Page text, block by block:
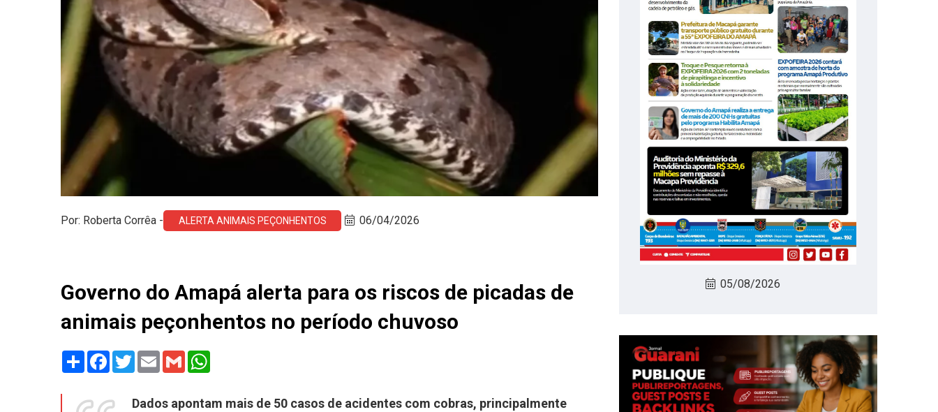
Por: Roberta Corrêa - ALERTA ANIMAIS PEÇONHENTOS 06/04/2026
Governo do Amapá alerta para os riscos de picadas de
animais peçonhentos no período chuvoso
Share Facebook
TwitterEmail Gmail
Dados apontam mais de 50 casos de acidentes com cobras, principalmente
05/08/2026